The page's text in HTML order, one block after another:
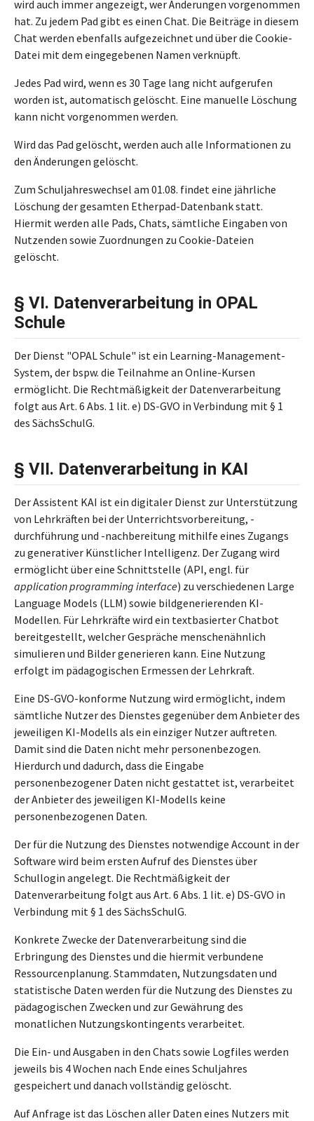
wird auch immer angezeigt, wer Änderungen vorgenommen
hat. Zu jedem Pad gibt es einen Chat. Die Beiträge in diesem
Chat werden ebenfalls aufgezeichnet und über die Cookie-
Datei mit dem eingegebenen Namen verknüpft.
Jedes Pad wird, wenn es 30 Tage lang nicht aufgerufen
worden ist, automatisch gelöscht. Eine manuelle Löschung
kann nicht vorgenommen werden.
Wird das Pad gelöscht, werden auch alle Informationen zu
den Änderungen gelöscht.
Zum Schuljahreswechsel am 01.08. findet eine jährliche
Löschung der gesamten Etherpad-Datenbank statt.
Hiermit werden alle Pads, Chats, sämtliche Eingaben von
Nutzenden sowie Zuordnungen zu Cookie-Dateien
gelöscht.
§ VI. Datenverarbeitung in OPAL
Schule
Der Dienst "OPAL Schule" ist ein Learning-Management-
System, der bspw. die Teilnahme an Online-Kursen
ermöglicht. Die Rechtmäßigkeit der Datenverarbeitung
folgt aus Art. 6 Abs. 1 lit. e) DS-GVO in Verbindung mit § 1
des SächsSchulG.
§ VII. Datenverarbeitung in KAI
Der Assistent KAI ist ein digitaler Dienst zur Unterstützung
von Lehrkräften bei der Unterrichtsvorbereitung, -
durchführung und -nachbereitung mithilfe eines Zugangs
zu generativer Künstlicher Intelligenz. Der Zugang wird
ermöglicht über eine Schnittstelle (API, engl. für
application programming interface) zu verschiedenen Large
Language Models (LLM) sowie bildgenerierenden KI-
Modellen. Für Lehrkräfte wird ein textbasierter Chatbot
bereitgestellt, welcher Gespräche menschenähnlich
simulieren und Bilder generieren kann. Eine Nutzung
erfolgt im pädagogischen Ermessen der Lehrkraft.
Eine DS-GVO-konforme Nutzung wird ermöglicht, indem
sämtliche Nutzer des Dienstes gegenüber dem Anbieter des
jeweiligen KI-Modells als ein einziger Nutzer auftreten.
Damit sind die Daten nicht mehr personenbezogen.
Hierdurch und dadurch, dass die Eingabe
personenbezogener Daten nicht gestattet ist, verarbeitet
der Anbieter des jeweiligen KI-Modells keine
personenbezogenen Daten.
Der für die Nutzung des Dienstes notwendige Account in der
Software wird beim ersten Aufruf des Dienstes über
Schullogin angelegt. Die Rechtmäßigkeit der
Datenverarbeitung folgt aus Art. 6 Abs. 1 lit. e) DS-GVO in
Verbindung mit § 1 des SächsSchulG.
Konkrete Zwecke der Datenverarbeitung sind die
Erbringung des Dienstes und die hiermit verbundene
Ressourcenplanung. Stammdaten, Nutzungsdaten und
statistische Daten werden für die Nutzung des Dienstes zu
pädagogischen Zwecken und zur Gewährung des
monatlichen Nutzungskontingents verarbeitet.
Die Ein- und Ausgaben in den Chats sowie Logfiles werden
jeweils bis 4 Wochen nach Ende eines Schuljahres
gespeichert und danach vollständig gelöscht.
Auf Anfrage ist das Löschen aller Daten eines Nutzers mit